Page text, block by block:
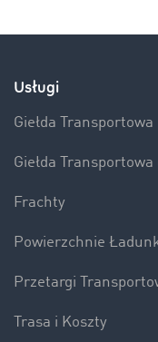
Usługi
Giełda Transportowa
Giełda Transportowa
Frachty
Powierzchnie
Przetargi
Trasa i Koszty